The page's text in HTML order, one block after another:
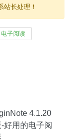
站长处理！
电子阅读